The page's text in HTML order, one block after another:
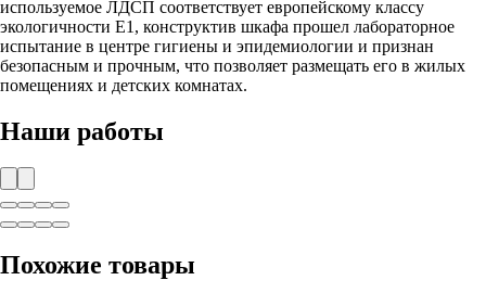
используемое ЛДСП соответствует европейскому классу
экологичности Е1, конструктив шкафа прошел лабораторное
испытание в центре гигиены и эпидемиологии и признан
безопасным и прочным, что позволяет размещать его в жилых
помещениях и детских комнатах.
Наши работы
Похожие товары